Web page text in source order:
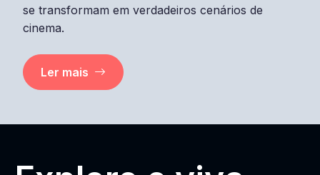
se transformam em verdadeiros cenários de
cinema.
Ler mais